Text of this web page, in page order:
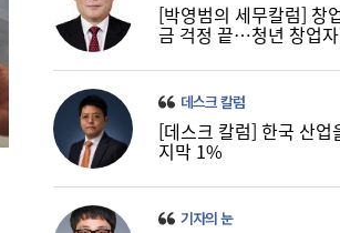
[박영범의 세무칼럼] 창
금 걱정 끝…청년 창업
데스크 칼럼
[데스크 칼럼] 한국 산업
지막 1%
기자의 눈